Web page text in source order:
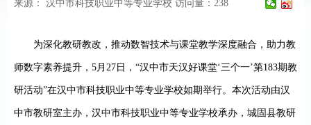
来源： 汉中市科技职业中等专业学校 访问量： 238
为深化教研教改，推动数智技术与课堂教学深度融合，助力教
师数字素养提升， 5月 27 日， “汉中市天汉好课堂‘三个一’第183期教
研活动”在汉中市科技职业中等专业学校如期举行。本次活动由汉
中市教研室主办，汉中市科技职业中等专业学校承办，城固县教研